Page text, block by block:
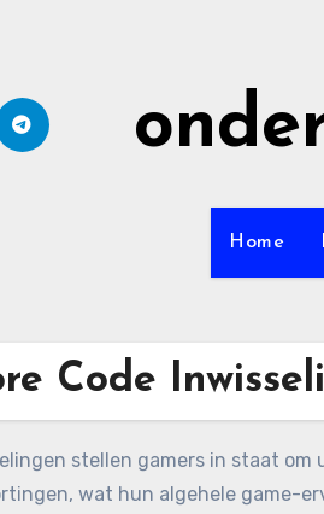
Home
Code
stellen gamers in staat om
wat hun algehele game-